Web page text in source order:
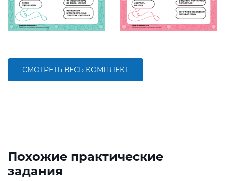
СМОТРЕТЬ ВЕСЬ КОМПЛЕКТ
Похожие практические
задания